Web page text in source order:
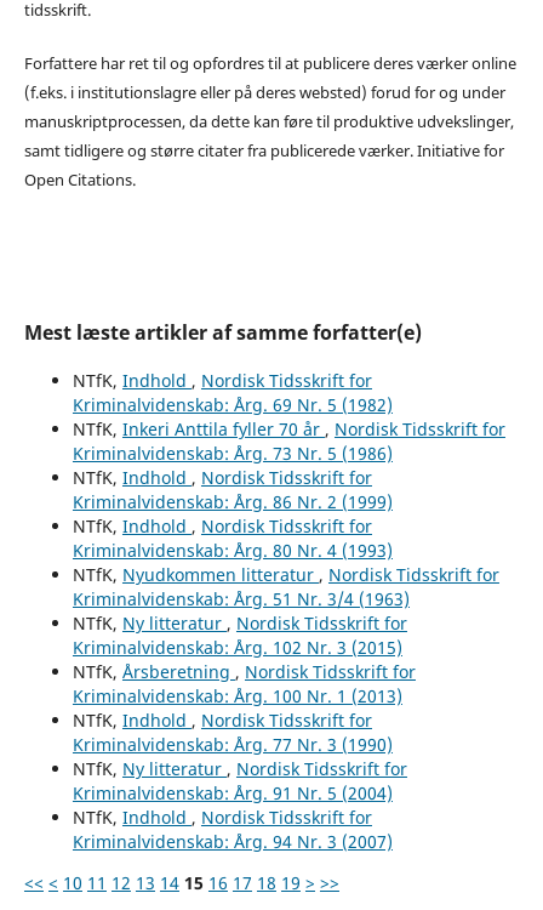
tidsskrift.
Forfattere har ret til og opfordres til at publicere deres værker online
(f.eks. i institutionslagre eller på deres websted) forud for og under
manuskriptprocessen, da dette kan føre til produktive udvekslinger,
samt tidligere og større citater fra publicerede værker. Initiative for
Open Citations.
Mest læste artikler af samme forfatter(e)
NTfK, Indhold , Nordisk Tidsskrift for
Kriminalvidenskab: Årg. 69 Nr. 5 (1982)
NTfK, Inkeri Anttila fyller 70 år , Nordisk Tidsskrift for
Kriminalvidenskab: Årg. 73 Nr. 5 (1986)
NTfK, Indhold , Nordisk Tidsskrift for
Kriminalvidenskab: Årg. 86 Nr. 2 (1999)
NTfK, Indhold , Nordisk Tidsskrift for
Kriminalvidenskab: Årg. 80 Nr. 4 (1993)
NTfK, Nyudkommen litteratur , Nordisk Tidsskrift for
Kriminalvidenskab: Årg. 51 Nr. 3/4 (1963)
NTfK, Ny litteratur , Nordisk Tidsskrift for
Kriminalvidenskab: Årg. 102 Nr. 3 (2015)
NTfK, Årsberetning , Nordisk Tidsskrift for
Kriminalvidenskab: Årg. 100 Nr. 1 (2013)
NTfK, Indhold , Nordisk Tidsskrift for
Kriminalvidenskab: Årg. 77 Nr. 3 (1990)
NTfK, Ny litteratur , Nordisk Tidsskrift for
Kriminalvidenskab: Årg. 91 Nr. 5 (2004)
NTfK, Indhold , Nordisk Tidsskrift for
Kriminalvidenskab: Årg. 94 Nr. 3 (2007)
<< < 10 11 12 13 14 15 16 17 18 19 > >>